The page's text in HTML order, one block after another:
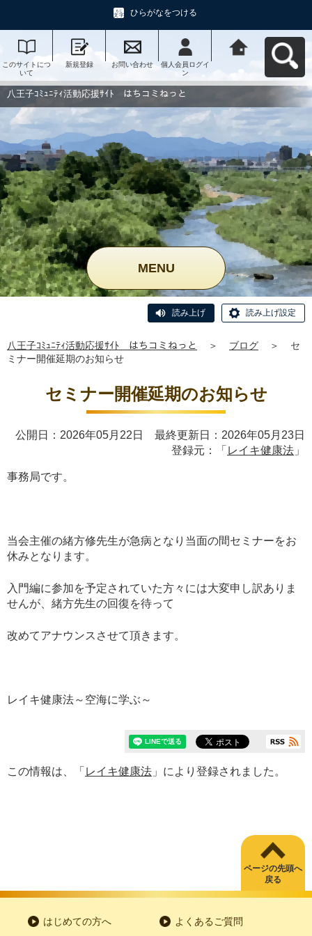
ひらがなをつける
このサイトにつ
いて
新規登録 お問い合わせ
個人会員ログイ
ン
動応援ｻｲﾄ はち
コミねっとへ戻
八王子ｺﾐｭﾆﾃｨ活動応援ｻｲﾄ はちコミねっと
MENU
読み上げ 読み上げ設定
八王子ｺﾐｭﾆﾃｨ活動応援ｻｲﾄ はちコミねっと ＞ ブログ ＞
セ
ミナー開催延期のお知らせ
セミナー開催延期のお知らせ
公開日：2026年05月22日 最終更新日：2026年05月23日
登録元：「 レイキ健康法 」
事務局です。
当会主催の緒方修先生が急病となり当面の間セミナーをお
休みとなります。
入門編に参加を予定されていた方々には大変申し訳ありま
せんが、緒方先生の回復を待って
改めてアナウンスさせて頂きます。
レイキ健康法～空海に学ぶ～
この情報は、「 レイキ健康法 」により登録されました。
ページの先頭へ
戻る
はじめての方へ よくあるご質問